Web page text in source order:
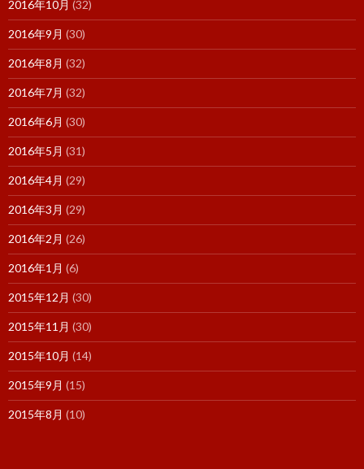
2016年10月 (32)
2016年9月 (30)
2016年8月 (32)
2016年7月 (32)
2016年6月 (30)
2016年5月 (31)
2016年4月 (29)
2016年3月 (29)
2016年2月 (26)
2016年1月 (6)
2015年12月 (30)
2015年11月 (30)
2015年10月 (14)
2015年9月 (15)
2015年8月 (10)